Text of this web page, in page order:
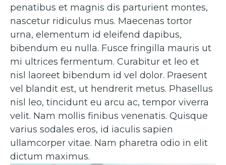
penatibus et magnis dis parturient montes,
nascetur ridiculus mus. Maecenas tortor
urna, elementum id eleifend dapibus,
bibendum eu nulla. Fusce fringilla mauris ut
mi ultrices fermentum. Curabitur et leo et
nisl laoreet bibendum id vel dolor. Praesent
vel blandit est, ut hendrerit metus. Phasellus
nisl leo, tincidunt eu arcu ac, tempor viverra
velit. Nam mollis finibus venenatis. Quisque
varius sodales eros, id iaculis sapien
ullamcorper vitae. Nam pharetra odio in elit
dictum maximus.